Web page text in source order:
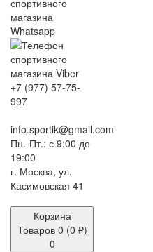
+7 (977) 57-75-
997
info.sportik@gmail.com
Пн.-Пт.: с 9:00 до
19:00
г. Москва, ул.
Касимовская 41
Корзина
Товаров 0 (0 ₽)
0